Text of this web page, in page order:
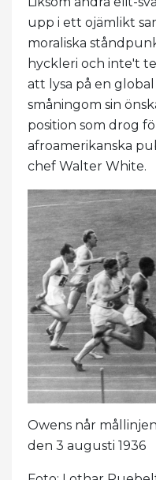
upp i ett ojämlikt
moraliska
hyckleri och inte't
att lysa på en
småningom sin
position som drog
afroamerikanska
chef Walter White.
Owens når
den 3 augusti 1936